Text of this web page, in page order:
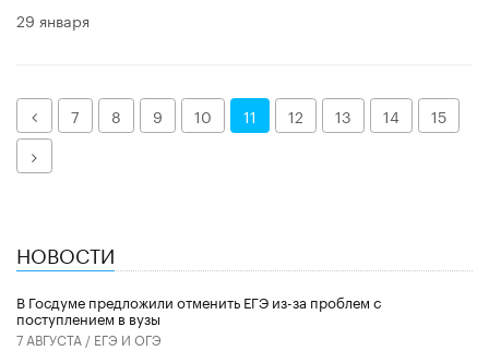
29 января
Назад
7 8 9 10 11 12 13 14
15
Далее
НОВОСТИ
В Госдуме предложили отменить ЕГЭ из-за проблем с
поступлением в вузы
7 АВГУСТА / ЕГЭ И ОГЭ